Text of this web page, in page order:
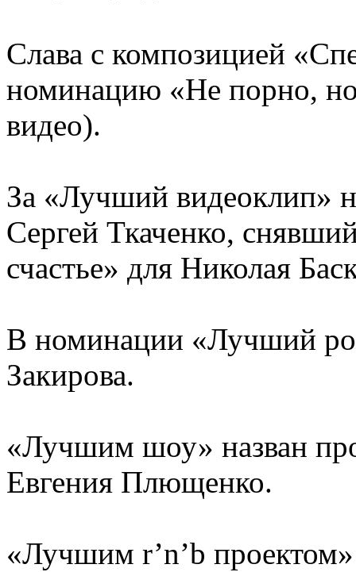
Слава с композицией
номинацию «Не порно, но
видео).
За «Лучший видеоклип»
Сергей Ткаченко,
счастье» для Николая
В номинации «Лучший
Закирова.
«Лучшим шоу» назван
Евгения Плющенко.
«Лучшим r’n’b